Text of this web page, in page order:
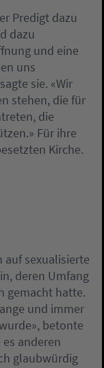
Predigt dazu
dazu
und eine
uns
sie. «Wir
stehen, die für
die
Für ihre
Kirche.
auf sexualisierte
deren Umfang
gemacht hatte.
und immer
betonte
anderen
glaubwürdig